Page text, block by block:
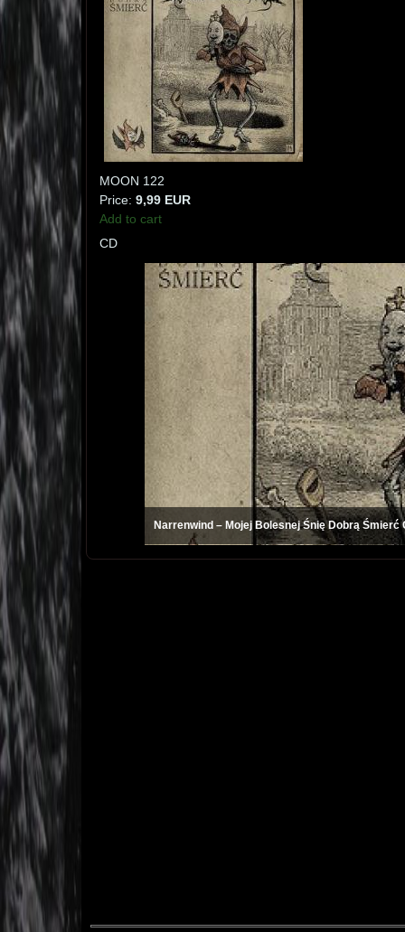
MOON 122
Price: 9,99 EUR
Add to cart
CD
Narrenwind ‎– Mojej Bolesnej Śnię Dobrą Śmierć